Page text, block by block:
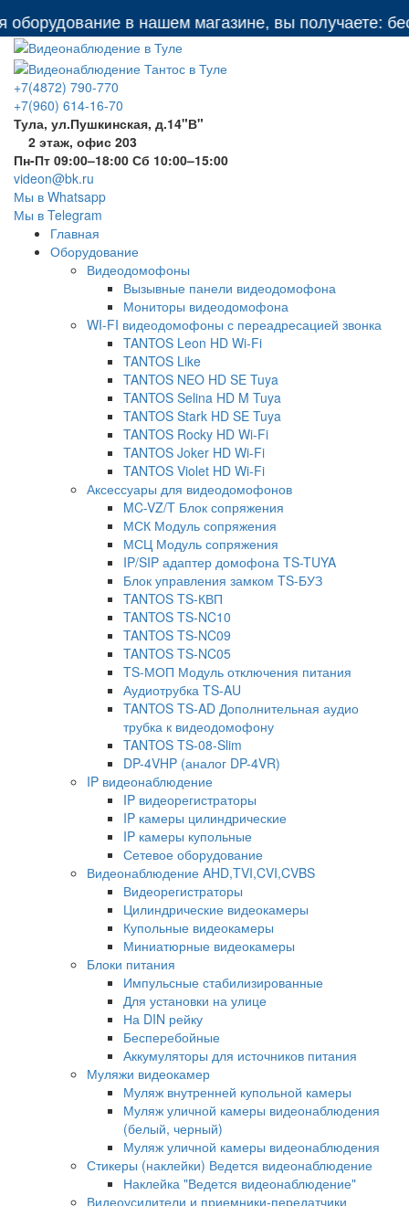
в нашем магазине, вы получаете:
+7(4872) 790-770
+7(960) 614-16-70
Тула, ул.Пушкинская, д.14"В"
2 этаж, офис 203
Пн-Пт 09:00–18:00 Сб 10:00–15:00
videon@bk.ru
Мы в Whatsapp
Мы в Telegram
Главная
Оборудование
Видеодомофоны
Вызывные панели видеодомофона
Мониторы видеодомофона
WI-FI видеодомофоны с переадресацией звонка
TANTOS Leon HD Wi-Fi
TANTOS Like
TANTOS NEO HD SE Tuya
TANTOS Selina HD M Tuya
TANTOS Stark HD SE Tuya
TANTOS Rocky HD Wi-Fi
TANTOS Joker HD Wi-Fi
TANTOS Violet HD Wi-Fi
Аксессуары для видеодомофонов
MC-VZ/T Блок сопряжения
МСК Модуль сопряжения
МСЦ Модуль сопряжения
IP/SIP адаптер домофона TS-TUYA
Блок управления замком TS-БУЗ
TANTOS TS-КВП
TANTOS TS-NC10
TANTOS TS-NC09
TANTOS TS-NC05
TS-МОП Модуль отключения питания
Аудиотрубка TS-AU
TANTOS TS-AD Дополнительная аудио
трубка к видеодомофону
TANTOS TS-08-Slim
DP-4VHP (аналог DP-4VR)
IP видеонаблюдение
IP видеорегистраторы
IP камеры цилиндрические
IP камеры купольные
Сетевое оборудование
Видеонаблюдение AHD,TVI,CVI,CVBS
Видеорегистраторы
Цилиндрические видеокамеры
Купольные видеокамеры
Миниатюрные видеокамеры
Блоки питания
Импульсные стабилизированные
Для установки на улице
На DIN рейку
Бесперебойные
Аккумуляторы для источников питания
Муляжи видеокамер
Муляж внутренней купольной камеры
Муляж уличной камеры видеонаблюдения
(белый, черный)
Муляж уличной камеры видеонаблюдения
Стикеры (наклейки) Ведется видеонаблюдение
Наклейка "Ведется видеонаблюдение"
Видеоусилители и приемники-передатчики